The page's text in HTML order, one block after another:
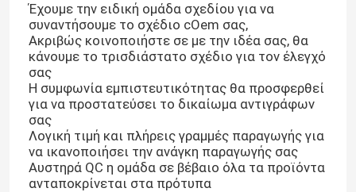
Έχουμε την ειδική ομάδα σχεδίου για να
συναντήσουμε το σχέδιο cOem σας,
Ακριβώς κοινοποιήστε σε με την ιδέα σας, θα
κάνουμε το τρισδιάστατο σχέδιο για τον έλεγχό
σας
Η συμφωνία εμπιστευτικότητας θα προσφερθεί
για να προστατεύσει το δικαίωμα αντιγράφων
σας
Λογική τιμή και πλήρεις γραμμές παραγωγής για
να ικανοποιήσει την ανάγκη παραγωγής σας
Αυστηρά QC η ομάδα σε βέβαιο όλα τα προϊόντα
ανταποκρίνεται στα πρότυπα